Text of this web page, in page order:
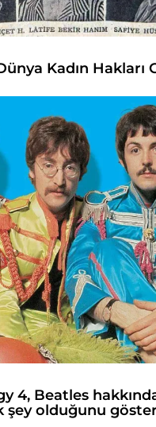
Kadın Hakları
4, Beatles
şey olduğunu